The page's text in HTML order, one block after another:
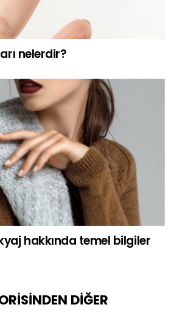
nelerdir?
hakkında temel bilgiler
DIĞER